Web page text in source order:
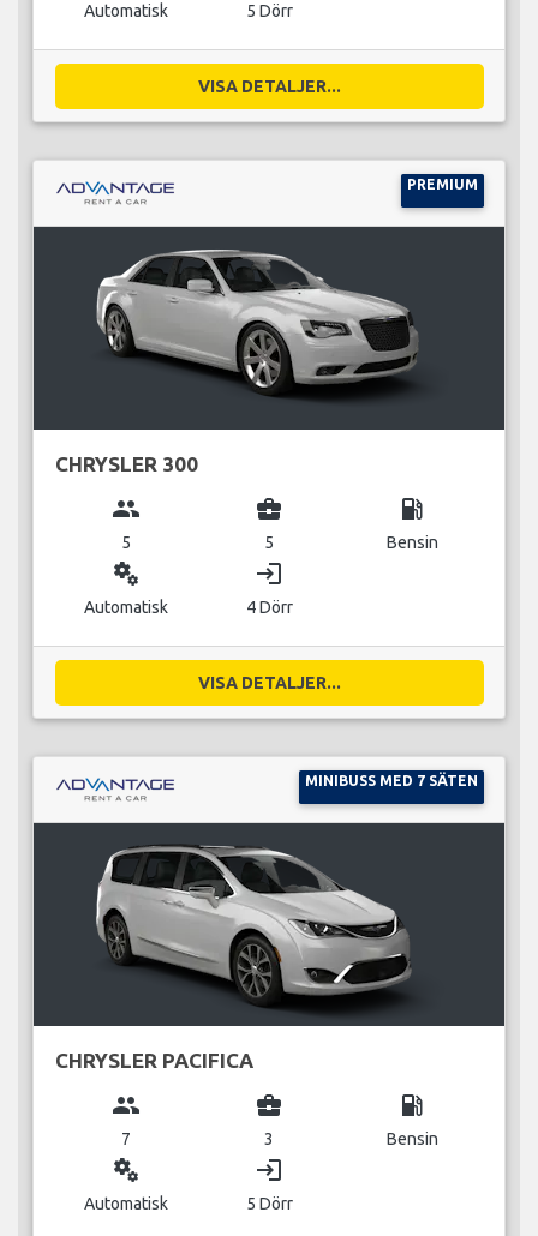
Automatisk 5 Dörr
VISA DETALJER...
PREMIUM
CHRYSLER 300
group
5
business_center
5
local_gas_station
Bensin
miscellaneous_services
Automatisk
login
4 Dörr
VISA DETALJER...
MINIBUSS MED 7 SÄTEN
CHRYSLER PACIFICA
group
7
business_center
3
local_gas_station
Bensin
miscellaneous_services
Automatisk
login
5 Dörr